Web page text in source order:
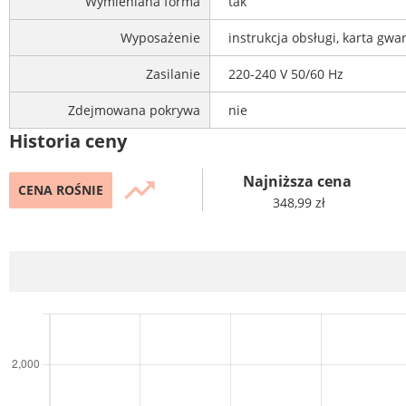
Wyposażenie instrukcja obsługi, karta
Zasilanie 220-240 V 50/60 Hz
Zdejmowana pokrywa nie
Historia ceny
CENA ROŚNIE trending_up Najniższa cena
348,99 zł